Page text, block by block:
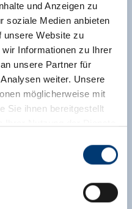
und Anzeigen zu
soziale Medien anbieten
unsere Website zu
Informationen zu Ihrer
unsere Partner für
weiter. Unsere
möglicherweise mit
Sie ihnen bereitgestellt